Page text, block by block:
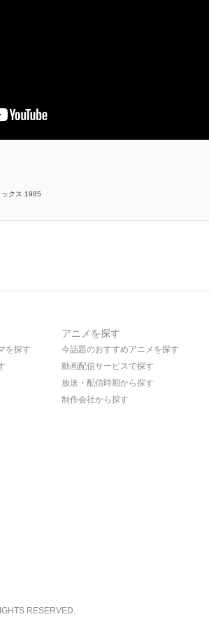
クス 1985
を探す
アニメを探す
今話題のおすすめアニメを探す
動画配信サービスで探す
放送・配信時期から探す
制作会社から探す
RESERVED.